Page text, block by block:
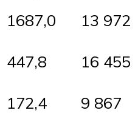
1687,0 13 972
447,8
16 455
172,4 9 867